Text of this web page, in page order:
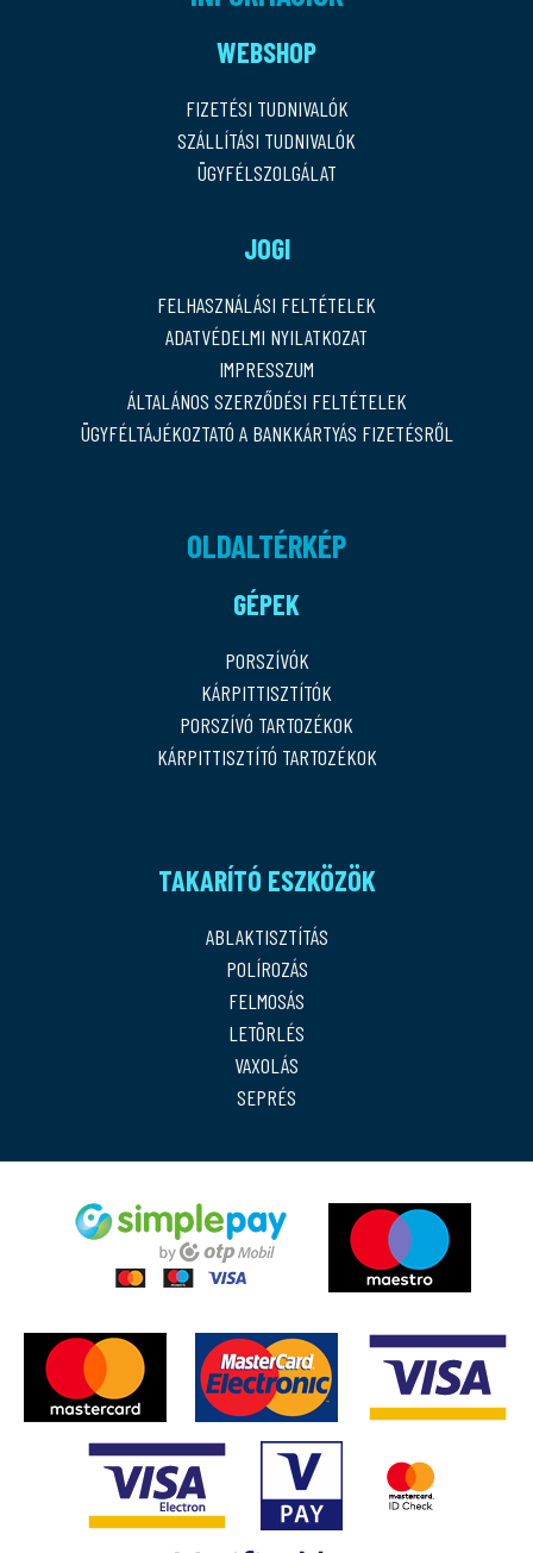
WEBSHOP
FIZETÉSI TUDNIVALÓK
SZÁLLÍTÁSI TUDNIVALÓK
ÜGYFÉLSZOLGÁLAT
JOGI
FELHASZNÁLÁSI FELTÉTELEK
ADATVÉDELMI NYILATKOZAT
IMPRESSZUM
ÁLTALÁNOS SZERZŐDÉSI FELTÉTELEK
ÜGYFÉLTÁJÉKOZTATÓ A BANKKÁRTYÁS FIZETÉSRŐL
OLDALTÉRKÉP
GÉPEK
PORSZÍVÓK
KÁRPITTISZTÍTÓK
PORSZÍVÓ TARTOZÉKOK
KÁRPITTISZTÍTÓ TARTOZÉKOK
TAKARÍTÓ ESZKÖZÖK
ABLAKTISZTÍTÁS
POLÍROZÁS
FELMOSÁS
LETÖRLÉS
VAXOLÁS
SEPRÉS